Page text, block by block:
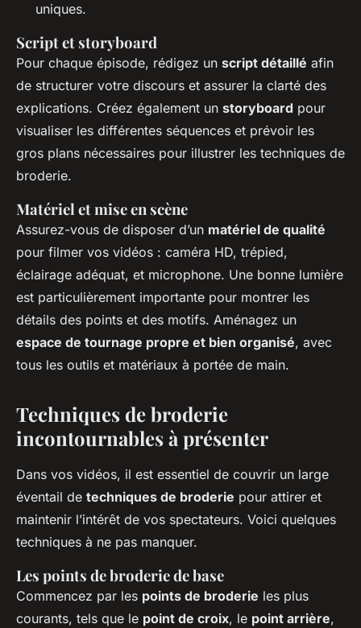
uniques.
Script et storyboard
Pour chaque épisode, rédigez un script détaillé afin
de structurer votre discours et assurer la clarté des
explications. Créez également un storyboard pour
visualiser les différentes séquences et prévoir les
gros plans nécessaires pour illustrer les techniques de
broderie.
Matériel et mise en scène
Assurez-vous de disposer d’un matériel de qualité
pour filmer vos vidéos : caméra HD, trépied,
éclairage adéquat, et microphone. Une bonne lumière
est particulièrement importante pour montrer les
détails des points et des motifs. Aménagez un
espace de tournage propre et bien organisé, avec
tous les outils et matériaux à portée de main.
Techniques de broderie
incontournables à présenter
Dans vos vidéos, il est essentiel de couvrir un large
éventail de techniques de broderie pour attirer et
maintenir l’intérêt de vos spectateurs. Voici quelques
techniques à ne pas manquer.
Les points de broderie de base
Commencez par les points de broderie les plus
courants, tels que le point de croix, le point arrière,